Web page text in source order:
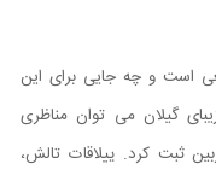
است و چه جایی برای این
گیلان می توان مناظری
ثبت کرد. ییلاقات تالش،